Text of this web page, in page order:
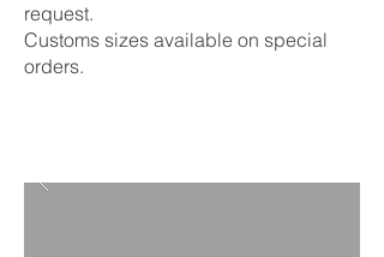
request.
Customs sizes available on special
orders.